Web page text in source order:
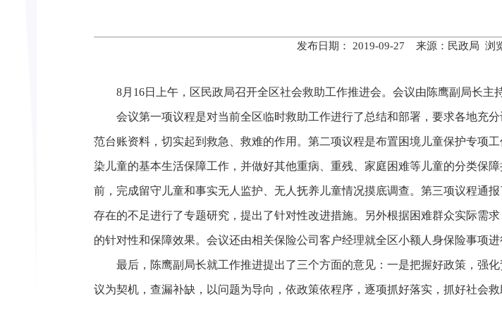
发布日期： 2019-09-27 来源：民政局 浏
8月16日上午，区民政局召开全区社会救助工作推进会。会议由陈鹰副局长主
会议第一项议程是对当前全区临时救助工作进行了总结和部署，要求各地充
范台账资料，切实起到救急、救难的作用。第二项议程是布置困境儿童保护专项
染儿童的基本生活保障工作，并做好其他重病、重残、家庭困难等儿童的分类保
前，完成留守儿童和事实无人监护、无人抚养儿童情况摸底调查。第三项议程通
存在的不足进行了专题研究，提出了针对性改进措施。另外根据困难群众实际需
的针对性和保障效果。会议还由相关保险公司客户经理就全区小额人身保险事项进
最后，陈鹰副局长就工作推进提出了三个方面的意见：一是把握好政策，强
议为契机，查漏补缺，以问题为导向，依政策依程序，逐项抓好落实，抓好社会